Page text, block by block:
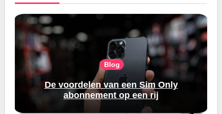
Blog
De voordelen van een Sim Only
abonnement op een rij